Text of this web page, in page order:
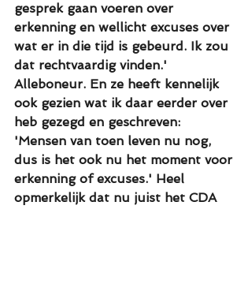
gesprek gaan voeren over
erkenning en wellicht excuses over
wat er in die tijd is gebeurd. Ik zou
dat rechtvaardig vinden.'
Alleboneur. En ze heeft kennelijk
ook gezien wat ik daar eerder over
heb gezegd en geschreven:
'Mensen van toen leven nu nog,
dus is het ook nu het moment voor
erkenning of excuses.' Heel
opmerkelijk dat nu juist het CDA